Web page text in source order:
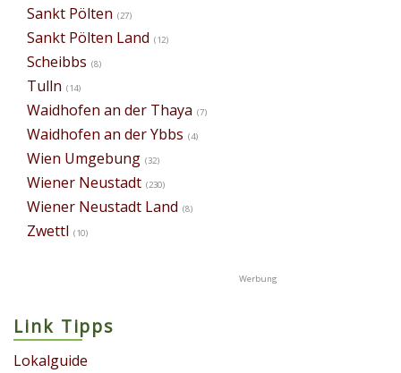
Sankt Pölten (27)
Sankt Pölten Land (12)
Scheibbs (8)
Tulln (14)
Waidhofen an der Thaya (7)
Waidhofen an der Ybbs (4)
Wien Umgebung (32)
Wiener Neustadt (230)
Wiener Neustadt Land (8)
Zwettl (10)
Link Tipps
Lokalguide